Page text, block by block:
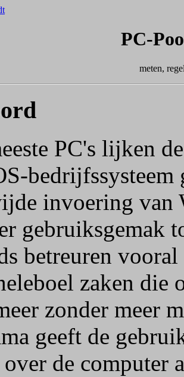
PC-
meten,
PC's lijken
invoering van
gebruiksgemak
betreuren
zaken die
zonder meer
geeft de
de computer